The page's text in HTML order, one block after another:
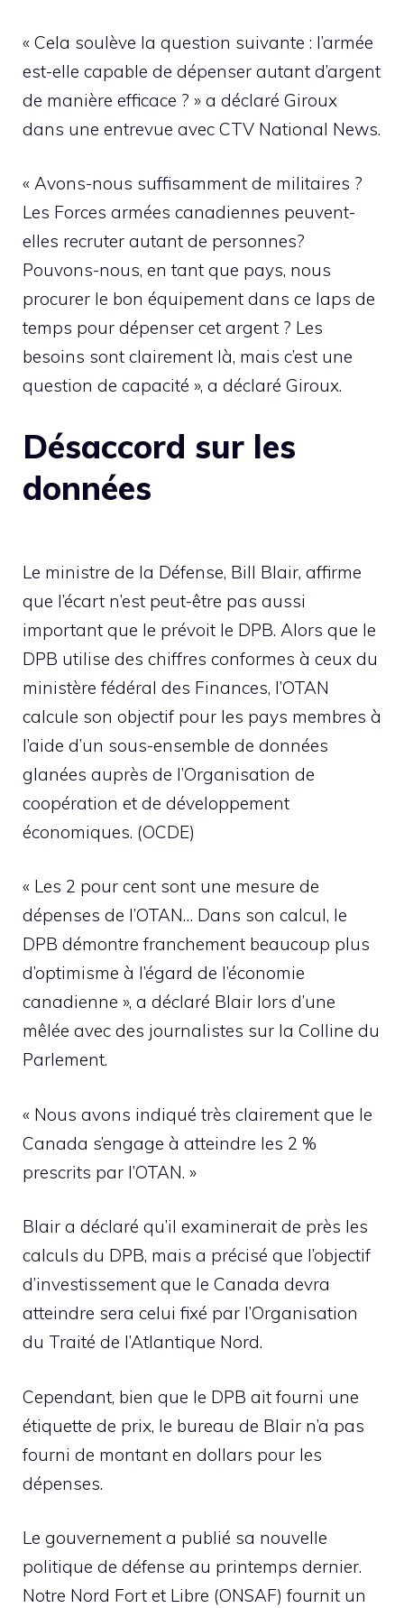
« Cela soulève la question suivante : l’armée
est-elle capable de dépenser autant d’argent
de manière efficace ? » a déclaré Giroux
dans une entrevue avec CTV National News.
« Avons-nous suffisamment de militaires ?
Les Forces armées canadiennes peuvent-
elles recruter autant de personnes?
Pouvons-nous, en tant que pays, nous
procurer le bon équipement dans ce laps de
temps pour dépenser cet argent ? Les
besoins sont clairement là, mais c’est une
question de capacité », a déclaré Giroux.
Désaccord sur les
données
Le ministre de la Défense, Bill Blair, affirme
que l’écart n’est peut-être pas aussi
important que le prévoit le DPB. Alors que le
DPB utilise des chiffres conformes à ceux du
ministère fédéral des Finances, l’OTAN
calcule son objectif pour les pays membres à
l’aide d’un sous-ensemble de données
glanées auprès de l’Organisation de
coopération et de développement
économiques. (OCDE)
« Les 2 pour cent sont une mesure de
dépenses de l’OTAN… Dans son calcul, le
DPB démontre franchement beaucoup plus
d’optimisme à l’égard de l’économie
canadienne », a déclaré Blair lors d’une
mêlée avec des journalistes sur la Colline du
Parlement.
« Nous avons indiqué très clairement que le
Canada s’engage à atteindre les 2 %
prescrits par l’OTAN. »
Blair a déclaré qu’il examinerait de près les
calculs du DPB, mais a précisé que l’objectif
d’investissement que le Canada devra
atteindre sera celui fixé par l’Organisation
du Traité de l’Atlantique Nord.
Cependant, bien que le DPB ait fourni une
étiquette de prix, le bureau de Blair n’a pas
fourni de montant en dollars pour les
dépenses.
Le gouvernement a publié sa nouvelle
politique de défense au printemps dernier.
Notre Nord Fort et Libre (ONSAF) fournit un